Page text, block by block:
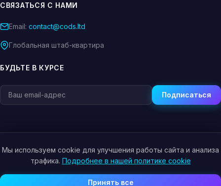
СВЯЗАТЬСЯ С НАМИ
Email: contact@cods.ltd
Глобальная штаб-квартира
БУДЬТЕ В КУРСЕ
Подписаться
© 2026 CODS.LTD. Все права защищены.
Мы используем cookie для улучшения работы сайта и анализа
трафика. Подробнее в нашей политике cookie
Принять все